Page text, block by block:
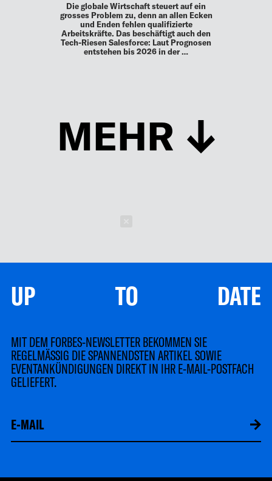
Die globale Wirtschaft steuert auf ein
grosses Problem zu, denn an allen Ecken
und Enden fehlen qualifizierte
Arbeitskräfte. Das beschäftigt auch den
Tech-Riesen Salesforce: Laut Prognosen
entstehen bis 2026 in der …
MEHR
UP TO DATE
MIT DEM FORBES-NEWSLETTER BEKOMMEN SIE
REGELMÄSSIG DIE SPANNENDSTEN ARTIKEL SOWIE
EVENTANKÜNDIGUNGEN DIREKT IN IHR E-MAIL-POSTFACH
GELIEFERT.